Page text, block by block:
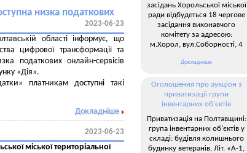
низка податкових
2023-06-23
області інформує, що
цифрової трансформації та
податкових онлайн-сервісів
«Дія».
платникам доступні такі
Докладніше
2023-06-23
міської територіальної
засідань Хорольської міської
ради відбудеться 18 чергове
засідання виконавчого
комітету за адресою:
м.Хорол, вул.Соборності, 4
Докладніше
Оголошення про аукціон з
приватизації групи
інвентарних об’єктів
Приватизація на Полтавщині:
група інвентарних об’єктів у
складі: будівля колишнього
будинку ветеранів, Літ. «А-1,